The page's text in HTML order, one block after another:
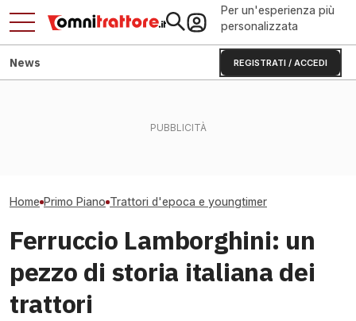
Per un'esperienza più
personalizzata
REGISTRATI / ACCEDI
News
Home Primo Piano Trattori d'epoca e youngtimer
Ferruccio Lamborghini: un
pezzo di storia italiana dei
trattori